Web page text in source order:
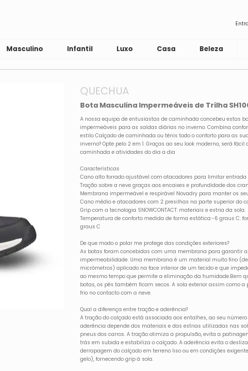
Masculino Infantil Luxo Casa Beleza
QUECHUA
Bota Masculina Impermeáveis de Trilha
A nossa equipa de entusiastas de caminhada concebeu estas
impermeáveis para as saídas diárias no inverno. Combina
estilo Calçado de caminhada ou ténis todo o conforto para as
inverno? Opte pelo 2 em 1. Graças ao seu look moderno, será
caminhada e atividades do dia a dia
Características
Cano alto forrado ajustável com atacadores para limitar entrada
Tração sobre a neve graças aos encaixes e profundidade dos
Membrana impermeável e respirável Novadry para manter os
Cano médio e atacadores com 2 presilhas na parte superior do
Grip com a tecnologia SNOWCONTACT: materiais e estria da sola.
Temperatura de conforto medida de forma estática:-6 graus C.
graus C
De que modo o polar me protege das condições exteriores?
As botas foram concebidas com uma membrana para garantir
impermeabilidade. Uma membrana é um material muito fino
micrómetros) aplicado na face interior de um tecido e que
ao mesmo tempo que permite a eliminação da humidade.Bem
botas, os pés também ficam secos. A sola exterior assim como
frio no contacto com a neve.
Qual a diferença entre tração e aderência?
A tração do calçado está associada aos entalhes, ao seu
aderência depende dos materiais e das estrias utilizadas nas
pneus dos carros. A tração otimiza a propulsão, evita a
trás em subida e estabiliza o calçado. A aderência evita o
derrapagem do calçado em terreno liso ou em condições
gelo), fornecendo grip à sola.